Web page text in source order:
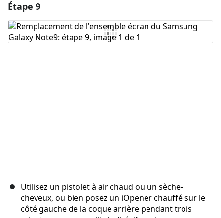
Ajouter un commentaire
Étape 9
Utilisez un pistolet à air chaud ou un sèche-
cheveux, ou bien posez un iOpener chauffé sur le
côté gauche de la coque arrière pendant trois